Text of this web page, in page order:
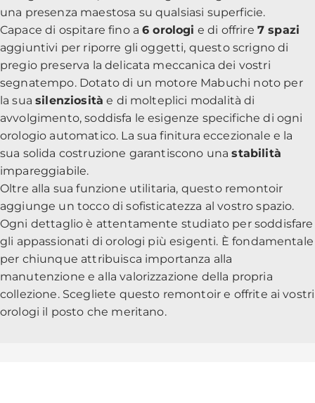
una presenza maestosa su qualsiasi superficie.
Capace di ospitare fino a6 orologi e di offrire 7 spazi
aggiuntivi per riporre gli oggetti, questo scrigno di
pregio preserva la delicata meccanica dei vostri
segnatempo. Dotato di un motore Mabuchi noto per
la suasilenziosità e di molteplici modalità di
avvolgimento, soddisfa le esigenze specifiche di ogni
orologio automatico. La sua finitura eccezionale e la
sua solida costruzione garantiscono unastabilità
impareggiabile.
Oltre alla sua funzione utilitaria, questo remontoir
aggiunge un tocco di sofisticatezza al vostro spazio.
Ogni dettaglio è attentamente studiato per soddisfare
gli appassionati di orologi più esigenti. È fondamentale
per chiunque attribuisca importanza alla
manutenzione e alla valorizzazione della propria
collezione. Scegliete questo remontoir e offrite ai vostri
orologi il posto che meritano.